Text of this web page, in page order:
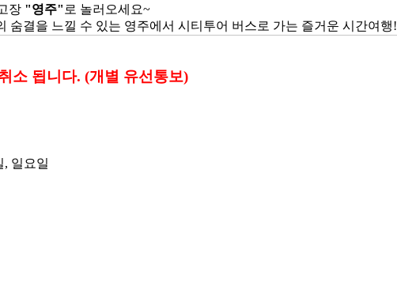
장 "영주" 로 놀러오세요~
숨결을 느낄 수 있는 영주에서 시티투어 버스로 가는 즐거운 시간여행!
소 됩니다. (개별 유선통보)
, 일요일